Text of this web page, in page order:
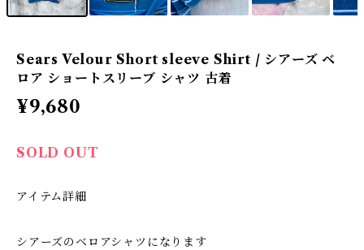
Sears Velour Short sleeve Shirt / シアーズ ベ
ロア ショートスリーブ シャツ 古着
¥9,680
SOLD OUT
アイテム詳細
シアーズのベロアシャツになります